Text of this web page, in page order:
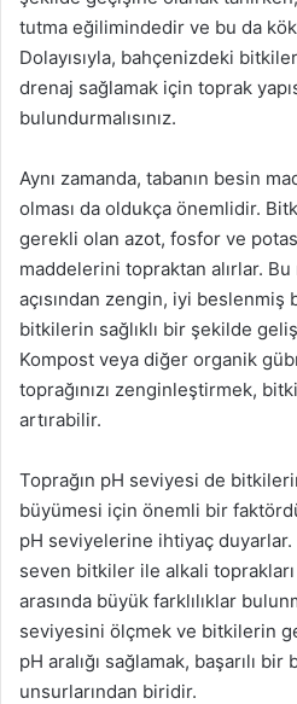
tutma eğilimindedir ve bu da
Dolayısıyla, bahçenizdeki
drenaj sağlamak için toprak
bulundurmalısınız.
Aynı zamanda, tabanın besin
olması da oldukça önemlidir.
gerekli olan azot, fosfor ve
maddelerini topraktan alırlar.
açısından zengin, iyi beslenmiş
bitkilerin sağlıklı bir şekilde
Kompost veya diğer organik
toprağınızı zenginleştirmek,
artırabilir.
Toprağın pH seviyesi de
büyümesi için önemli bir
pH seviyelerine ihtiyaç
seven bitkiler ile alkali
arasında büyük farklılıklar
seviyesini ölçmek ve bitkilerin
pH aralığı sağlamak, başarılı
unsurlarından biridir.